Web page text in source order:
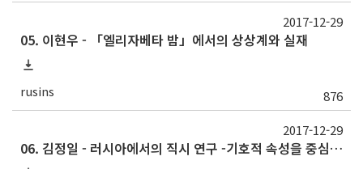
05. 이현우 - 「엘리자베타 밤」에서의 상상계와 실재
rusins 876
2017-12-29
06. 김정일 - 러시아에서의 직시 연구 -기호적 속성을 중심으로
2017-12-29